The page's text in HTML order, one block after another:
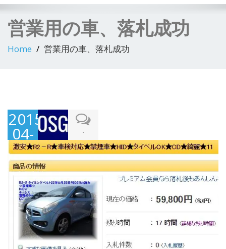
営業用の車、落札成功
Home 営業用の車、落札成功
2015-
04-
12
-